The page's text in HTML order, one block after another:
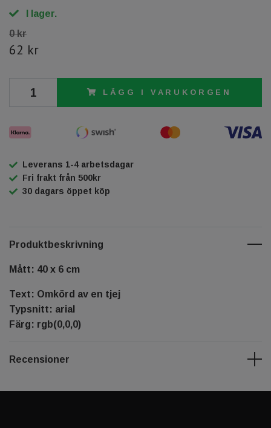
I lager.
0 kr
62 kr
LÄGG I VARUKORGEN
Leverans 1-4 arbetsdagar
Fri frakt från 500kr
30 dagars öppet köp
Produktbeskrivning
Mått: 40 x 6 cm
Text: Omkörd av en tjej
Typsnitt: arial
Färg: rgb(0,0,0)
Recensioner